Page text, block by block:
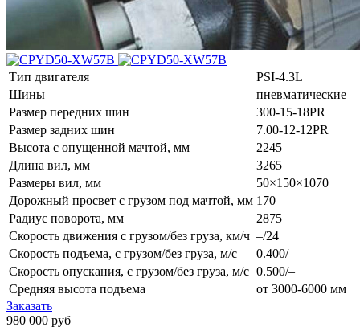
Тип двигателя
PSI-4.3L
Шины
пневматические
Размер передних шин
300-15-18PR
Размер задних шин
7.00-12-12PR
Высота с опущенной мачтой, мм
2245
Длина вил, мм
3265
Размеры вил, мм
50×150×1070
Дорожный просвет с грузом под мачтой, мм 170
Радиус поворота, мм
2875
Скорость движения с грузом/без груза, км/ч –/24
Скорость подъема, с грузом/без груза, м/с
0.400/–
Скорость опускания, с грузом/без груза, м/с 0.500/–
Средняя высота подъема
от 3000-6000 мм
Заказать
980 000 руб